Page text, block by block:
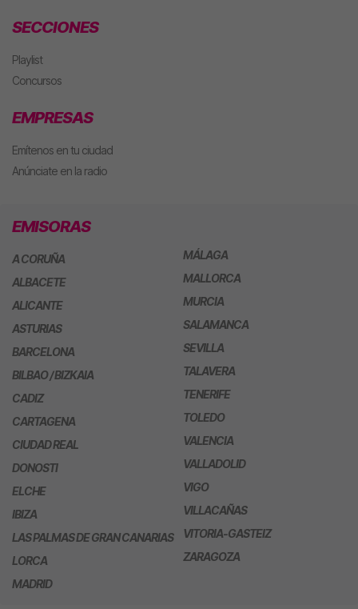
SECCIONES
Playlist
Concursos
EMPRESAS
Emítenos en tu ciudad
Anúnciate en la radio
EMISORAS
A CORUÑA
ALBACETE
ALICANTE
ASTURIAS
BARCELONA
BILBAO / BIZKAIA
CADIZ
CARTAGENA
CIUDAD REAL
DONOSTI
ELCHE
IBIZA
LAS PALMAS DE GRAN CANARIAS
LORCA
MADRID
MÁLAGA
MALLORCA
MURCIA
SALAMANCA
SEVILLA
TALAVERA
TENERIFE
TOLEDO
VALENCIA
VALLADOLID
VIGO
VILLACAÑAS
VITORIA-GASTEIZ
ZARAGOZA